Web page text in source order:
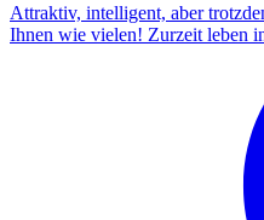
Attraktiv, intelligent, aber
Ihnen wie vielen! Zurzeit leben